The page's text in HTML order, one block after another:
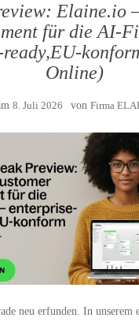
Elaine.io
für die AI-
Online)
8. Juli 2026 von Firma
neu erfunden. In unserem